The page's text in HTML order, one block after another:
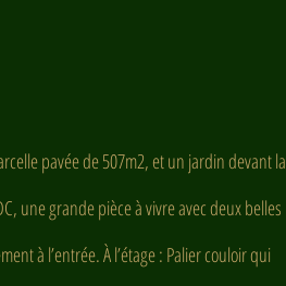
pavée de 507m2, et un jardin devant la
une grande pièce à vivre avec deux belles
à l’entrée. À l’étage : Palier couloir qui